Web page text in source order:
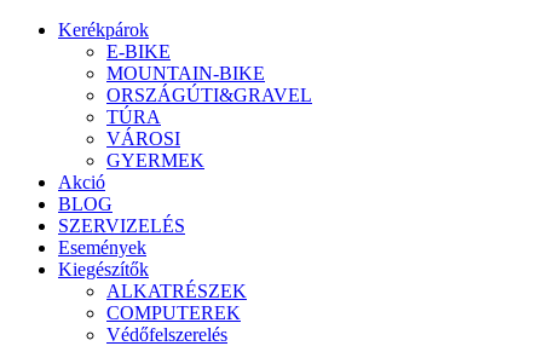
Kerékpárok
E-BIKE
MOUNTAIN-BIKE
ORSZÁGÚTI&GRAVEL
TÚRA
VÁROSI
GYERMEK
Akció
BLOG
SZERVIZELÉS
Események
Kiegészítők
ALKATRÉSZEK
COMPUTEREK
Védőfelszerelés